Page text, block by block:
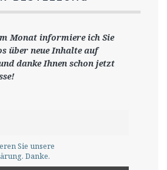
Monat informiere ich Sie
über neue Inhalte auf
danke Ihnen schon jetzt
Sie unsere
Danke.